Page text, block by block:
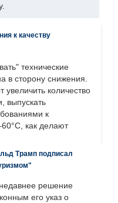
к качеству
технические
в сторону снижения.
количество
выпускать
к
как делают
Трамп подписал
решение
его указ о